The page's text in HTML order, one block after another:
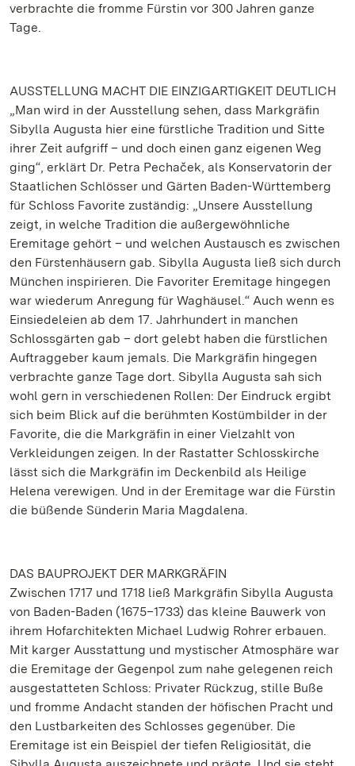
verbrachte die fromme Fürstin vor 300 Jahren ganze
Tage.
AUSSTELLUNG MACHT DIE EINZIGARTIGKEIT DEUTLICH
„Man wird in der Ausstellung sehen, dass Markgräfin
Sibylla Augusta hier eine fürstliche Tradition und Sitte
ihrer Zeit aufgriff – und doch einen ganz eigenen Weg
ging“, erklärt Dr. Petra Pechaček, als Konservatorin der
Staatlichen Schlösser und Gärten Baden-Württemberg
für Schloss Favorite zuständig: „Unsere Ausstellung
zeigt, in welche Tradition die außergewöhnliche
Eremitage gehört – und welchen Austausch es zwischen
den Fürstenhäusern gab. Sibylla Augusta ließ sich durch
München inspirieren. Die Favoriter Eremitage hingegen
war wiederum Anregung für Waghäusel.“ Auch wenn es
Einsiedeleien ab dem 17. Jahrhundert in manchen
Schlossgärten gab – dort gelebt haben die fürstlichen
Auftraggeber kaum jemals. Die Markgräfin hingegen
verbrachte ganze Tage dort. Sibylla Augusta sah sich
wohl gern in verschiedenen Rollen: Der Eindruck ergibt
sich beim Blick auf die berühmten Kostümbilder in der
Favorite, die die Markgräfin in einer Vielzahlt von
Verkleidungen zeigen. In der Rastatter Schlosskirche
lässt sich die Markgräfin im Deckenbild als Heilige
Helena verewigen. Und in der Eremitage war die Fürstin
die büßende Sünderin Maria Magdalena.
DAS BAUPROJEKT DER MARKGRÄFIN
Zwischen 1717 und 1718 ließ Markgräfin Sibylla Augusta
von Baden-Baden (1675–1733) das kleine Bauwerk von
ihrem Hofarchitekten Michael Ludwig Rohrer erbauen.
Mit karger Ausstattung und mystischer Atmosphäre war
die Eremitage der Gegenpol zum nahe gelegenen reich
ausgestatteten Schloss: Privater Rückzug, stille Buße
und fromme Andacht standen der höfischen Pracht und
den Lustbarkeiten des Schlosses gegenüber. Die
Eremitage ist ein Beispiel der tiefen Religiosität, die